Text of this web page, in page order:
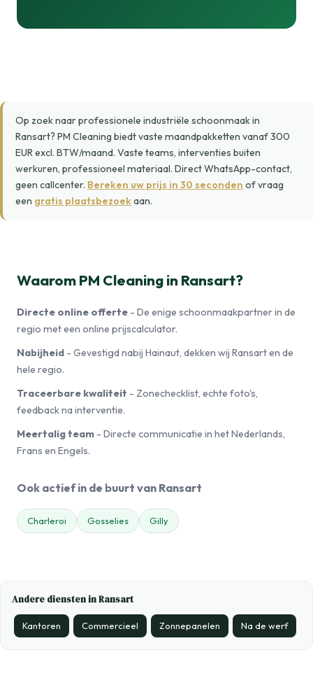
Op zoek naar professionele industriële schoonmaak in
Ransart? PM Cleaning biedt vaste maandpakketten vanaf 300
EUR excl. BTW/maand. Vaste teams, interventies buiten
werkuren, professioneel materiaal. Direct WhatsApp-contact,
geen callcenter. Bereken uw prijs in 30 seconden of vraag
een gratis plaatsbezoekaan.
Waarom PM Cleaning in Ransart?
Directe online offerte - De enige schoonmaakpartner in de
regio met een online prijscalculator.
Nabijheid - Gevestigd nabij Hainaut, dekken wij Ransart en de
hele regio.
Traceerbare kwaliteit - Zonechecklist, echte foto's,
feedback na interventie.
Meertalig team - Directe communicatie in het Nederlands,
Frans en Engels.
Ook actief in de buurt van Ransart
Charleroi Gosselies Gilly
Andere diensten in Ransart
Kantoren Commercieel Zonnepanelen Na de werf